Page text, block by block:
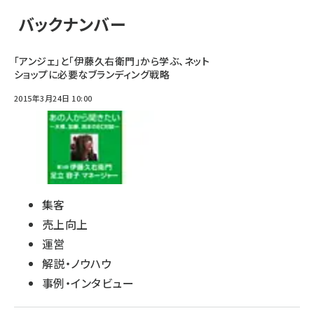
バックナンバー
「アンジェ」と「伊藤久右衛門」から学ぶ、ネット
ショップに必要なブランディング戦略
2015年3月24日 10:00
集客
売上向上
運営
解説・ノウハウ
事例・インタビュー